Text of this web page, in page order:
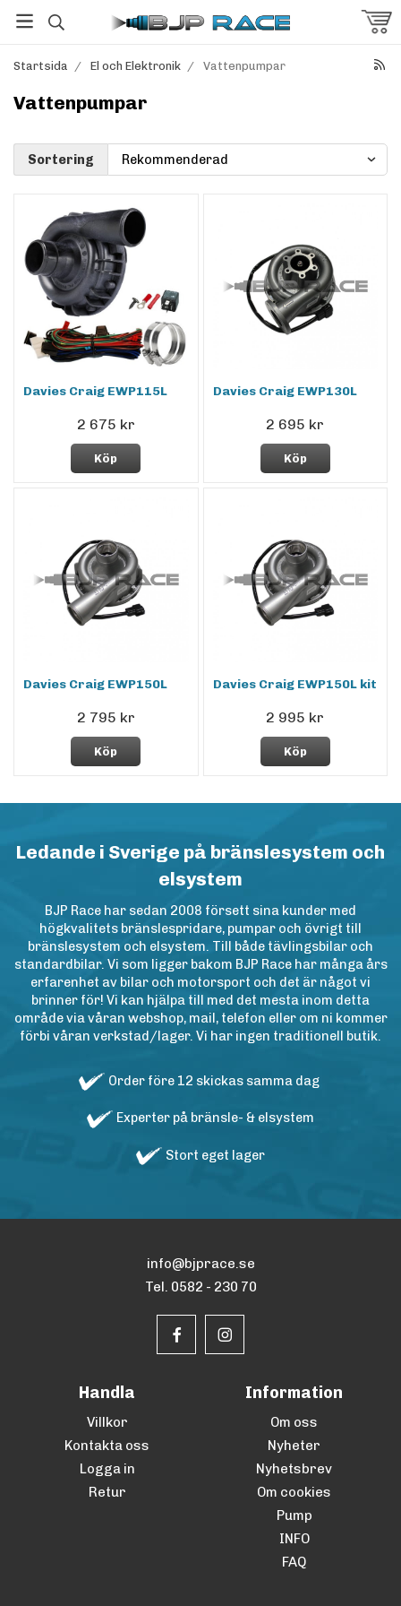
Startsida / El och Elektronik / Vattenpumpar
Vattenpumpar
Sortering
Davies Craig EWP115L
2 675 kr
Köp
Davies Craig EWP130L
2 695 kr
Köp
Davies Craig EWP150L
2 795 kr
Köp
Davies Craig EWP150L kit
2 995 kr
Köp
Ledande i Sverige på bränslesystem och
elsystem
BJP Race har sedan 2008 försett sina kunder med
högkvalitets bränslespridare, pumpar och övrigt till
bränslesystem och elsystem. Till både tävlingsbilar och
standardbilar. Vi som ligger bakom BJP Race har många års
erfarenhet av bilar och motorsport och det är något vi
brinner för! Vi kan hjälpa till med det mesta inom detta
område via våran webshop, mail, telefon eller om ni kommer
förbi våran verkstad/lager. Vi har ingen traditionell butik.
Order före 12 skickas samma dag
Experter på bränsle- & elsystem
Stort eget lager
info@bjprace.se
Tel. 0582 - 230 70
Handla
Villkor
Kontakta oss
Logga in
Retur
Information
Om oss
Nyheter
Nyhetsbrev
Om cookies
Pump
INFO
FAQ